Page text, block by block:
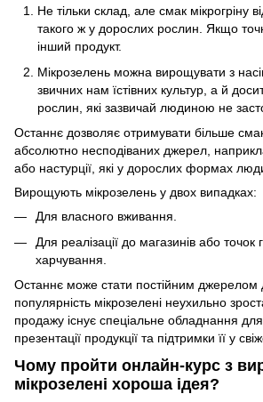
Не тільки склад, але смак мікрогріну
такого ж у дорослих рослин. Якщо
інший продукт.
Мікрозелень можна вирощувати з
звичних нам їстівних культур, а й
рослин, які зазвичай людиною не
Останнє дозволяє отримувати більше
абсолютно несподіваних джерел,
або настурції, які у дорослих формах
Вирощують мікрозелень у двох випадках:
Для власного вживання.
Для реалізації до магазинів або точок
харчування.
Останнє може стати постійним джерелом
популярність мікрозелені неухильно
продажу існує спеціальне обладнання
презентації продукції та підтримки її у
Чому пройти онлайн-курс з
мікрозелені хороша ідея?